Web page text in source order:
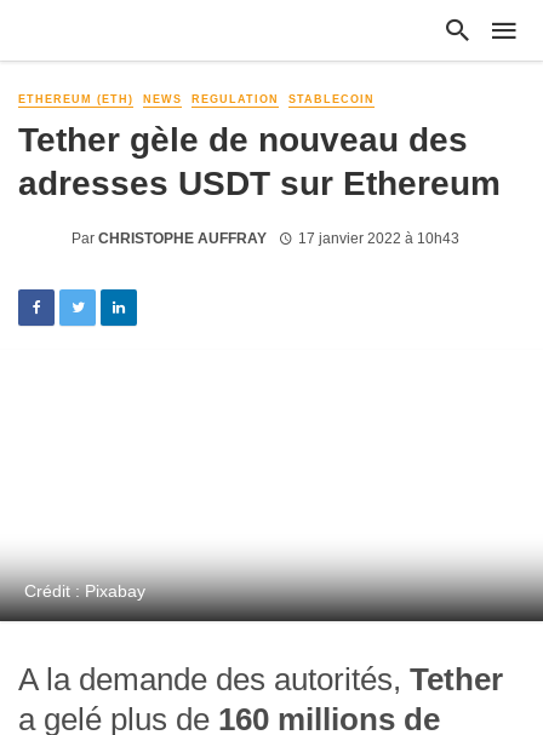
ETHEREUM (ETH) NEWS REGULATION STABLECOIN
Tether gèle de nouveau des
adresses USDT sur Ethereum
Par CHRISTOPHE AUFFRAY 17 janvier 2022 à 10h43
Crédit : Pixabay
A la demande des autorités, Tether
a gelé plus de 160 millions de